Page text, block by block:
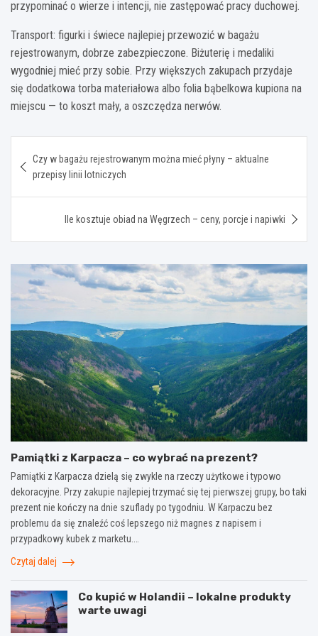
przypominać o wierze i intencji, nie zastępować pracy duchowej.
Transport: figurki i świece najlepiej przewozić w bagażu
rejestrowanym, dobrze zabezpieczone. Biżuterię i medaliki
wygodniej mieć przy sobie. Przy większych zakupach przydaje
się dodatkowa torba materiałowa albo folia bąbelkowa kupiona na
miejscu — to koszt mały, a oszczędza nerwów.
wpisu
Czy w bagażu rejestrowanym można mieć płyny – aktualne
przepisy linii lotniczych
Ile kosztuje obiad na Węgrzech – ceny, porcje i napiwki
Pamiątki z Karpacza – co wybrać na prezent?
Pamiątki z Karpacza dzielą się zwykle na rzeczy użytkowe i typowo
dekoracyjne. Przy zakupie najlepiej trzymać się tej pierwszej grupy, bo taki
prezent nie kończy na dnie szuflady po tygodniu. W Karpaczu bez
problemu da się znaleźć coś lepszego niż magnes z napisem i
przypadkowy kubek z marketu.…
Czytaj dalej
Co kupić w Holandii – lokalne produkty
warte uwagi